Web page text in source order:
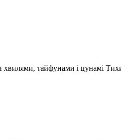
хвилями, тайфунами і цунамі